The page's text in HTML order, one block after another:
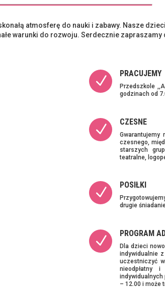
atmosferę do nauki i zabawy. Nasze
warunki do rozwoju. Serdecznie
N
PRACUJEMY
Przedszkole
godzinach od
N
CZESNE
czesnego,
starszych
teatralne,
N
POSIŁKI
drugie
N
PROGRAM
Dla dzieci
indywidualnie
uczestniczyć
nieodpłatny
– 12.00 i może